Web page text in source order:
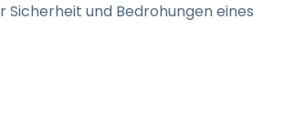
und Bedrohungen eines